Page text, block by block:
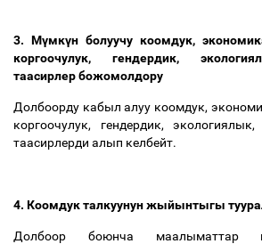
3. Мүмкүн болуучу коомдук,
коргоочулук, гендердик,
таасирлер божомолдору
Долбоорду кабыл алуу коомдук,
коргоочулук, гендердик,
таасирлерди алып келбейт.
4. Коомдук талкуунун жыйынтыгы
Долбоор боюнча маалыматтар